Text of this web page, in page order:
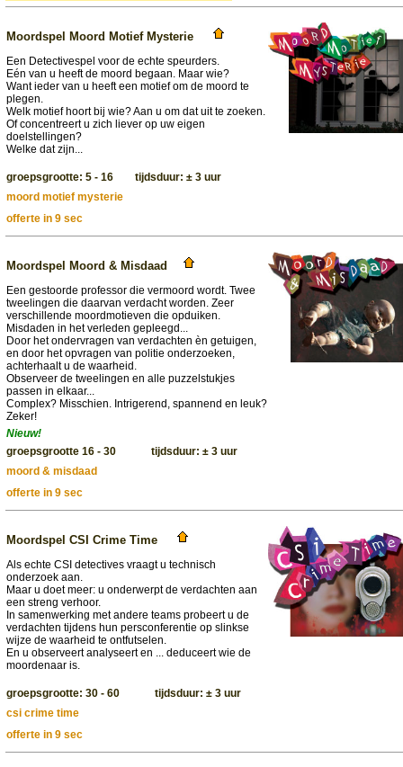
Moordspel Moord Motief Mysterie
Een Detectivespel voor de echte speurders.
Eén van u heeft de moord begaan. Maar wie?
Want ieder van u heeft een motief om de moord te
plegen.
Welk motief hoort bij wie? Aan u om dat uit te zoeken.
Of concentreert u zich liever op uw eigen
doelstellingen?
Welke dat zijn...
groepsgrootte: 5 - 16 tijdsduur: ± 3 uur
moord motief mysterie
offerte in 9 sec
Moordspel Moord & Misdaad
Een gestoorde professor die vermoord wordt. Twee
tweelingen die daarvan verdacht worden. Zeer
verschillende moordmotieven die opduiken.
Misdaden in het verleden gepleegd...
Door het ondervragen van verdachten èn getuigen,
en door het opvragen van politie onderzoeken,
achterhaalt u de waarheid.
Observeer de tweelingen en alle puzzelstukjes
passen in elkaar...
Complex? Misschien. Intrigerend, spannend en leuk?
Zeker!
Nieuw!
groepsgrootte 16 - 30 tijdsduur: ± 3 uur
moord & misdaad
offerte in 9 sec
Moordspel CSI Crime Time
Als echte CSI detectives vraagt u technisch
onderzoek aan.
Maar u doet meer: u onderwerpt de verdachten aan
een streng verhoor.
In samenwerking met andere teams probeert u de
verdachten tijdens hun persconferentie op slinkse
wijze de waarheid te ontfutselen.
En u observeert analyseert en ... deduceert wie de
moordenaar is.
groepsgrootte: 30 - 60 tijdsduur: ± 3 uur
csi crime time
offerte in 9 sec